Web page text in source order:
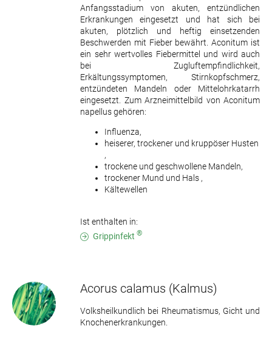
Anfangsstadium von akuten, entzündlichen
Erkrankungen eingesetzt und hat sich bei
akuten, plötzlich und heftig einsetzenden
Beschwerden mit Fieber bewährt. Aconitum ist
ein sehr wertvolles Fiebermittel und wird auch
bei Zugluftempfindlichkeit,
Erkältungssymptomen, Stirnkopfschmerz,
entzündeten Mandeln oder Mittelohrkatarrh
eingesetzt. Zum Arzneimittelbild von Aconitum
napellus gehören:
Influenza,
heiserer, trockener und kruppöser Husten
,
trockene und geschwollene Mandeln,
trockener Mund und Hals ,
Kältewellen
Ist enthalten in:
Grippinfekt ®
Acorus calamus (Kalmus)
Volksheilkundlich bei Rheumatismus, Gicht und
Knochenerkrankungen.